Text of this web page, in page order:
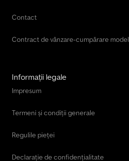
Contact
Contract de vânzare-cumpărare model
Informații legale
Impresum
Termeni și condiții generale
Regulile pieței
Declarație de confidențialitate